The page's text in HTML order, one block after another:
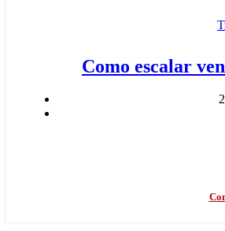
Como escalar